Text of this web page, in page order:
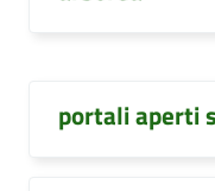
portali aperti